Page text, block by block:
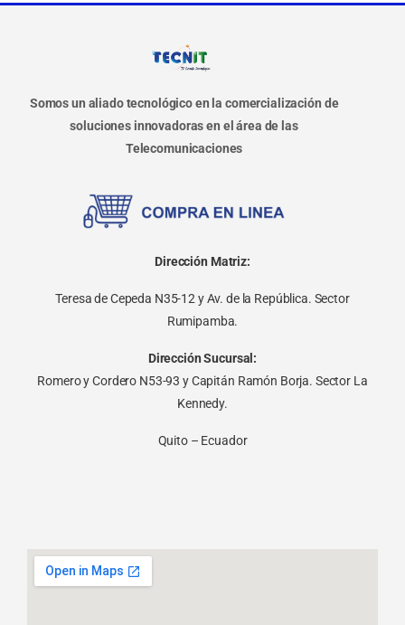
Somos un aliado tecnológico en la comercialización de
soluciones innovadoras en el área de las
Telecomunicaciones
Dirección Matriz:
Teresa de Cepeda N35-12 y Av. de la República. Sector
Rumipamba.
Dirección Sucursal:
Romero y Cordero N53-93 y Capitán Ramón Borja. Sector La
Kennedy.
Quito – Ecuador